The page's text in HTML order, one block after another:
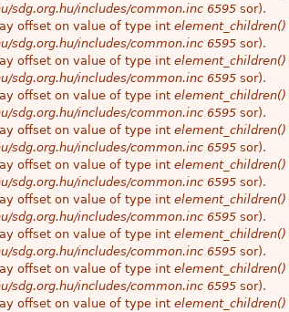
sdg.org.hu/includes/common.inc 6595 sor).
offset on value of type int element_children()
sdg.org.hu/includes/common.inc 6595 sor).
offset on value of type int element_children()
sdg.org.hu/includes/common.inc 6595 sor).
offset on value of type int element_children()
sdg.org.hu/includes/common.inc 6595 sor).
offset on value of type int element_children()
sdg.org.hu/includes/common.inc 6595 sor).
offset on value of type int element_children()
sdg.org.hu/includes/common.inc 6595 sor).
offset on value of type int element_children()
sdg.org.hu/includes/common.inc 6595 sor).
offset on value of type int element_children()
sdg.org.hu/includes/common.inc 6595 sor).
offset on value of type int element_children()
sdg.org.hu/includes/common.inc 6595 sor).
offset on value of type int element_children()